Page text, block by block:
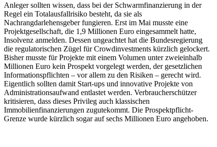
Anleger sollten wissen, dass bei der Schwarmfinanzierung in der
Regel ein Totalausfallrisiko besteht, da sie als
Nachrangdarlehensgeber fungieren. Erst im Mai musste eine
Projektgesellschaft, die 1,9 Millionen Euro eingesammelt hatte,
Insolvenz anmelden. Dessen ungeachtet hat die Bundesregierung
die regulatorischen Zügel für Crowdinvestments kürzlich gelockert.
Bisher musste für Projekte mit einem Volumen unter zweieinhalb
Millionen Euro kein Prospekt vorgelegt werden, der gesetzlichen
Informationspflichten – vor allem zu den Risiken – gerecht wird.
Eigentlich sollten damit Start-ups und innovative Projekte von
Administrationsaufwand entlastet werden. Verbraucherschützer
kritisieren, dass dieses Privileg auch klassischen
Immobilienfinanzierungen zugutekommt. Die Prospektpflicht-
Grenze wurde kürzlich sogar auf sechs Millionen Euro angehoben.